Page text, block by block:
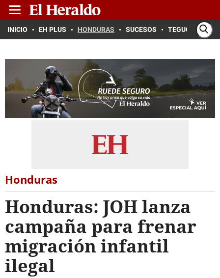
INICIO EH PLUS HONDURAS SUCESOS TEGUCIGALPA
Honduras
Honduras: JOH lanza
campaña para frenar
migración infantil
ilegal